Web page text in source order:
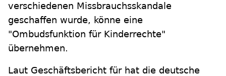
verschiedenen Missbrauchsskandale
geschaffen wurde, könne eine
"Ombudsfunktion für Kinderrechte"
übernehmen.
Laut Geschäftsbericht für hat die deutsche